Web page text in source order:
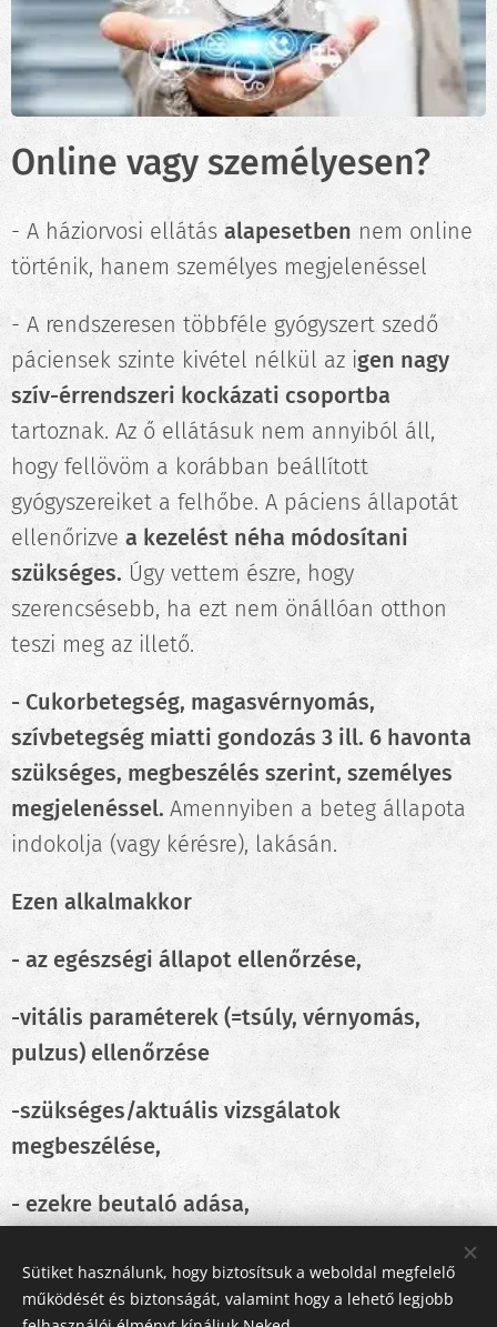
Online vagy személyesen?
- A háziorvosi ellátás alapesetben nem online
történik, hanem személyes megjelenéssel
- A rendszeresen többféle gyógyszert szedő
páciensek szinte kivétel nélkül az igen nagy
szív-érrendszeri kockázati csoportba
tartoznak. Az ő ellátásuk nem annyiból áll,
hogy fellövöm a korábban beállított
gyógyszereiket a felhőbe. A páciens állapotát
ellenőrizvea kezelést néha módosítani
szükséges. Úgy vettem észre, hogy
szerencsésebb, ha ezt nem önállóan otthon
teszi meg az illető.
- Cukorbetegség, magasvérnyomás,
szívbetegség miatti gondozás 3 ill. 6 havonta
szükséges, megbeszélés szerint, személyes
megjelenéssel. Amennyiben a beteg állapota
indokolja (vagy kérésre), lakásán.
Ezen alkalmakkor
- az egészségi állapot ellenőrzése,
-vitális paraméterek (=tsúly, vérnyomás,
pulzus) ellenőrzése
-szükséges/aktuális vizsgálatok
megbeszélése,
- ezekre beutaló adása,
- gyógyszerek egyeztetése,
- gyógyszerfelírás történik.
Sütiket használunk, hogy biztosítsuk a weboldal megfelelő
működését és biztonságát, valamint hogy a lehető legjobb